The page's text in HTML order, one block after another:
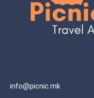
info@picnic.mk